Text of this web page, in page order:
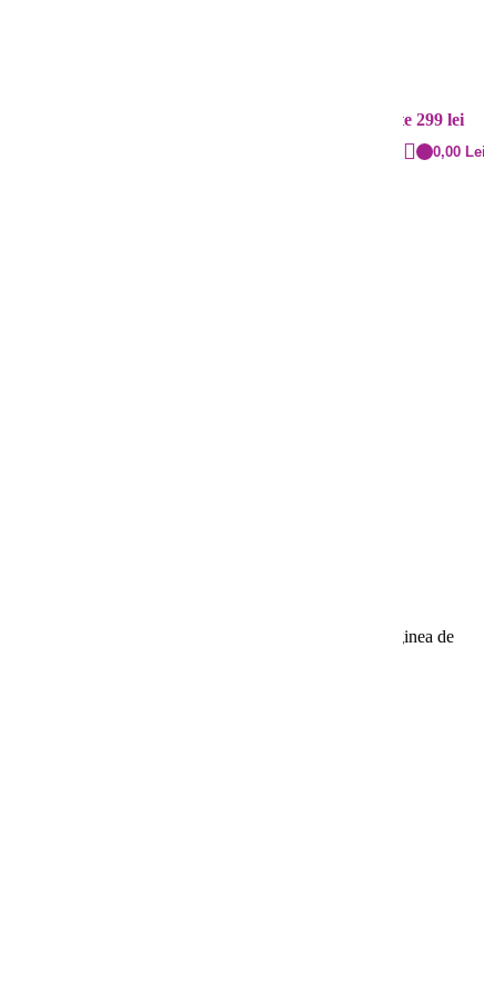
Cost: 20 lei și gratuit peste 299 lei
0,00
o placă de spumă, oferă o suprafață moale, iar marginea de